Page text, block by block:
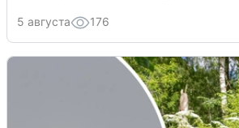
5 августа 176